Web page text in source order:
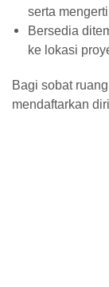
serta
Bersedia
ke lokasi
Bagi sobat
mendaftarkan